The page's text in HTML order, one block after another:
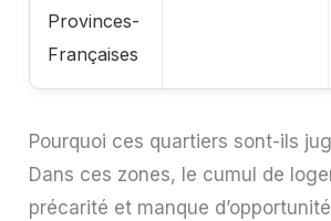
Provinces-
Françaises
Pourquoi ces quartiers sont-ils
Dans ces zones, le cumul de
précarité et manque